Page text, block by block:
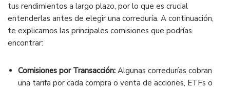
tus rendimientos a largo plazo, por lo que es crucial
entenderlas antes de elegir una correduría. A continuación,
te explicamos las principales comisiones que podrías
encontrar:
Comisiones por Transacción: Algunas corredurías cobran
una tarifa por cada compra o venta de acciones, ETFs o